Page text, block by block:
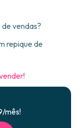
vendas?
repique de
mês!